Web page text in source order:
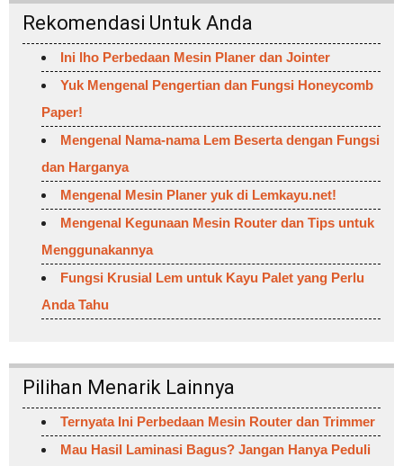
Rekomendasi Untuk Anda
Ini lho Perbedaan Mesin Planer dan Jointer
Yuk Mengenal Pengertian dan Fungsi Honeycomb
Paper!
Mengenal Nama-nama Lem Beserta dengan Fungsi
dan Harganya
Mengenal Mesin Planer yuk di Lemkayu.net!
Mengenal Kegunaan Mesin Router dan Tips untuk
Menggunakannya
Fungsi Krusial Lem untuk Kayu Palet yang Perlu
Anda Tahu
Pilihan Menarik Lainnya
Ternyata Ini Perbedaan Mesin Router dan Trimmer
Mau Hasil Laminasi Bagus? Jangan Hanya Peduli